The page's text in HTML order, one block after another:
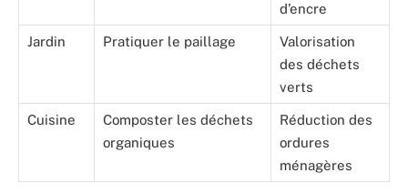
d’encre
Jardin Pratiquer le paillage
Valorisation
des déchets
verts
Cuisine
Composter les déchets
organiques
Réduction des
ordures
ménagères